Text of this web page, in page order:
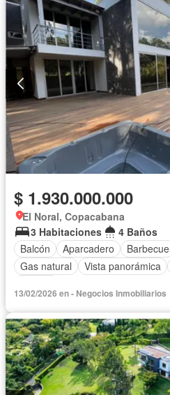
$ 1.930.000.000
El Noral, Copacabana
3 Habitaciones
4 Baños
Balcón
Aparcadero Barbecue
Gas natural
Vista panorámica
13/02/2026 en - Negocios Inmobiliarios